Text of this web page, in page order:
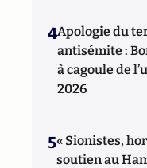
4Apologie du
antisémite :
à cagoule de
2026
5« Sionistes,
soutien au